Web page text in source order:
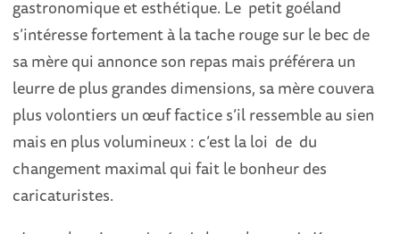
gastronomique et esthétique. Le petit goéland
s’intéresse fortement à la tache rouge sur le bec de
sa mère qui annonce son repas mais préférera un
leurre de plus grandes dimensions, sa mère couvera
plus volontiers un œuf factice s’il ressemble au sien
mais en plus volumineux : c’est la loi de du
changement maximal qui fait le bonheur des
caricaturistes.